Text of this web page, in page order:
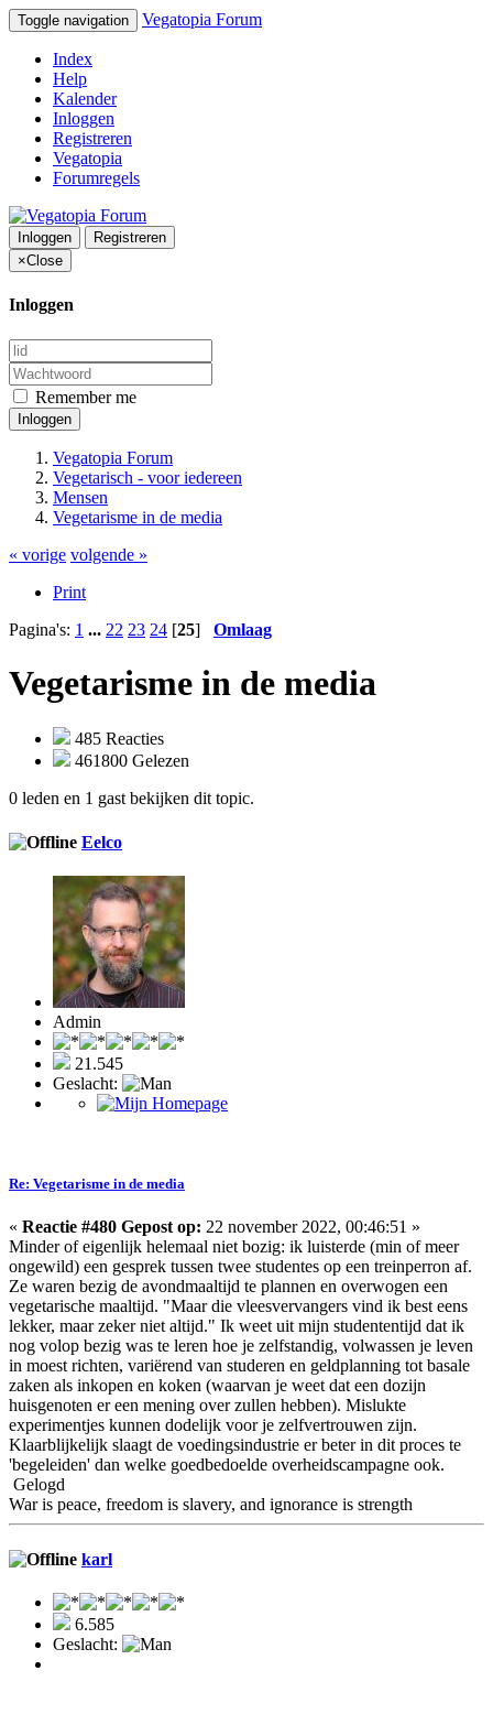
Toggle navigation Vegatopia Forum
Index
Help
Kalender
Inloggen
Registreren
Vegatopia
Forumregels
Inloggen
Registreren
×Close
Inloggen
Remember me
Inloggen
Vegatopia Forum
Vegetarisch - voor iedereen
Mensen
Vegetarisme in de media
« vorige volgende »
Print
Pagina's: 1 ... 22 23 24 [25] Omlaag
Vegetarisme in de media
485 Reacties
461800 Gelezen
0 leden en 1 gast bekijken dit topic.
Eelco
Admin
21.545
Geslacht:
Re: Vegetarisme in de media
« Reactie #480 Gepost op: 22 november 2022, 00:46:51 »
Minder of eigenlijk helemaal niet bozig: ik luisterde (min of meer
ongewild) een gesprek tussen twee studentes op een treinperron af.
Ze waren bezig de avondmaaltijd te plannen en overwogen een
vegetarische maaltijd. "Maar die vleesvervangers vind ik best eens
lekker, maar zeker niet altijd." Ik weet uit mijn studententijd dat ik
nog volop bezig was te leren hoe je zelfstandig, volwassen je leven
in moest richten, variërend van studeren en geldplanning tot basale
zaken als inkopen en koken (waarvan je weet dat een dozijn
huisgenoten er een mening over zullen hebben). Mislukte
experimentjes kunnen dodelijk voor je zelfvertrouwen zijn.
Klaarblijkelijk slaagt de voedingsindustrie er beter in dit proces te
'begeleiden' dan welke goedbedoelde overheidscampagne ook.
Gelogd
War is peace, freedom is slavery, and ignorance is strength
karl
6.585
Geslacht: